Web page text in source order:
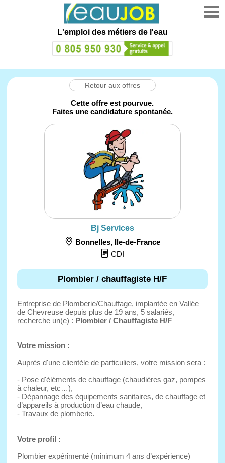
L'emploi des métiers de l'eau
Retour aux offres
Cette offre est pourvue.
Faites une candidature spontanée.
Bj Services
Bonnelles, Ile-de-France
CDI
Plombier / chauffagiste H/F
Entreprise de Plomberie/Chauffage, implantée en Vallée
de Chevreuse depuis plus de 19 ans, 5 salariés,
recherche un(e) : Plombier / Chauffagiste H/F
Votre mission :
Auprès d'une clientèle de particuliers, votre mission sera :
- Pose d'éléments de chauffage (chaudières gaz, pompes
à chaleur, etc…),
- Dépannage des équipements sanitaires, de chauffage et
d’appareils à production d’eau chaude,
- Travaux de plomberie.
Votre profil :
Plombier expérimenté (minimum 4 ans d’expérience)